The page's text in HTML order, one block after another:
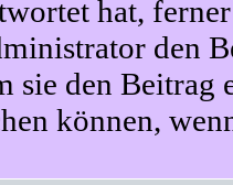
hat,
den
sie den Beitrag
können,